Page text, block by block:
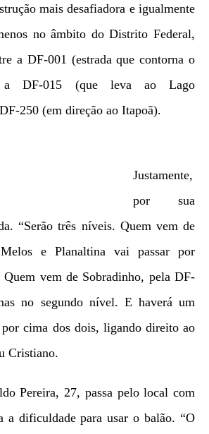
mais desafiadora e igualmente
no âmbito do Distrito Federal,
a DF-001 (estrada que contorna o
a DF-015 (que leva ao Lago
250 (em direção ao Itapoã).
Justamente,
por sua
“Serão três níveis. Quem vem de
e Planaltina vai passar por
vem de Sobradinho, pela DF-
no segundo nível. E haverá um
por cima dos dois, ligando direito ao
Cristiano.
Pereira, 27, passa pelo local com
a dificuldade para usar o balão. “O